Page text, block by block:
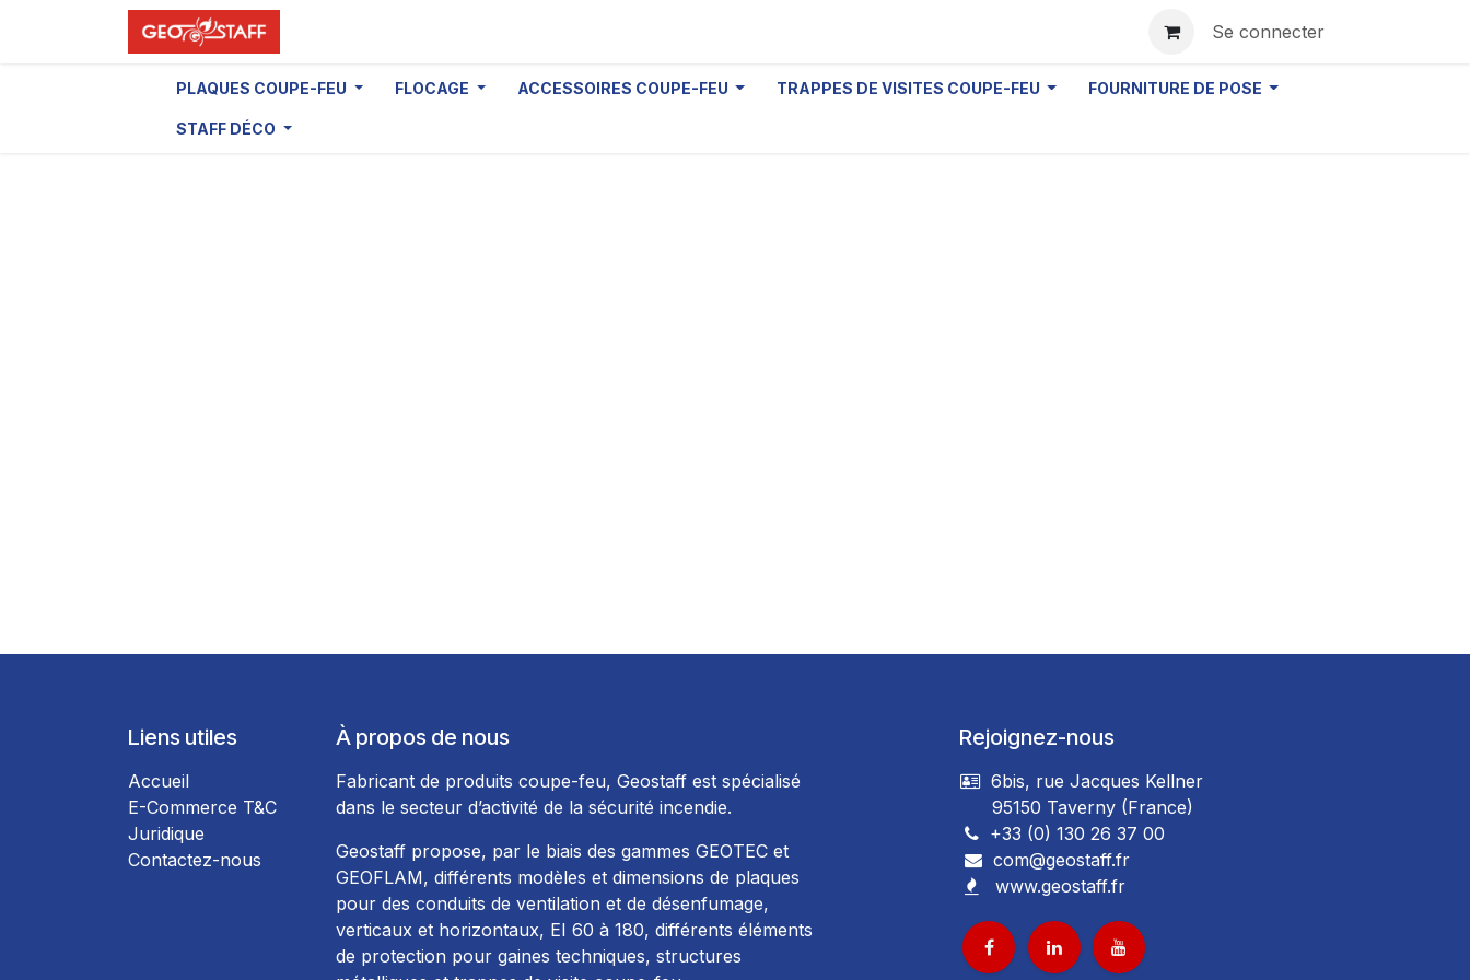
Se rendre au contenu
Se connecter
PLAQUES COUPE-FEU FLOCAGE ACCESSOIRES COUPE-FEU TRAPPES DE VISITES COUPE-FEU FOURNITURE DE POSE
STAFF DÉCO
Liens utiles
Accueil
E-Commerce T&C
Juridique
Contactez-nous
À propos de nous
Fabricant de produits coupe-feu, Geostaff est spécialisé
dans le secteur d’activité de la sécurité incendie.
Geostaff propose, par le biais des gammes GEOTEC et
GEOFLAM, différents modèles et dimensions de plaques
pour des conduits de ventilation et de désenfumage,
verticaux et horizontaux, EI 60 à 180, différents éléments
de protection pour gaines techniques, structures
Rejoignez-nous
6bis, rue Jacques Kellner
95150 Taverny (France)
+33 (0) 130 26 37 00
com@geostaff.fr
www.geostaff.fr